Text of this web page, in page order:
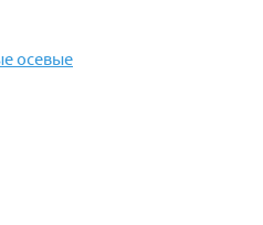
осевые